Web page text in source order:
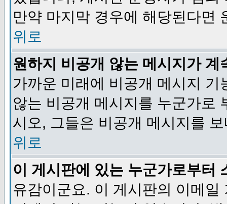
만약 마지막 경우에 해당된다면
위로
원하지 비공개 않는 메시지가 계
가까운 미래에 비공개 메시지
않는 비공개 메시지를 누군가로
시오, 그들은 비공개 메시지를
위로
이 게시판에 있는 누군가로부터
유감이군요. 이 게시판의 이메